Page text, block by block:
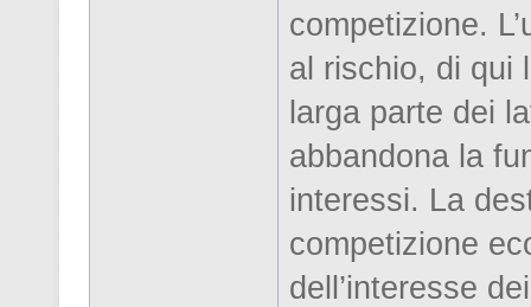
competizione.
al rischio, di qui
larga parte dei
abbandona la
interessi. La
competizione
dell’interesse